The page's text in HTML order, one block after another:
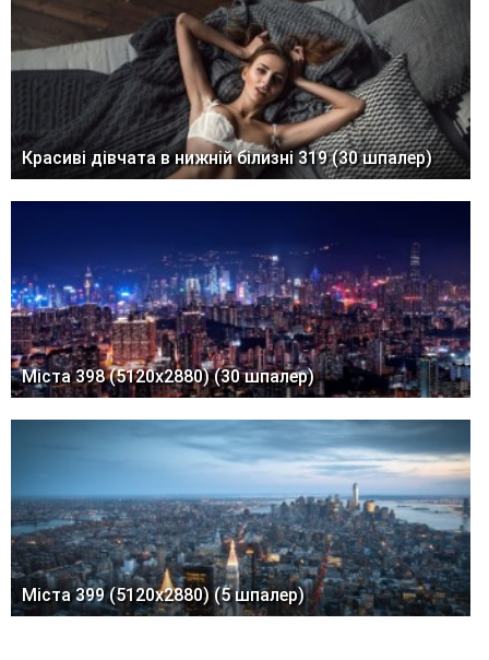
Красиві дівчата в нижній білизні 319 (30 шпалер)
Міста 398 (5120x2880) (30 шпалер)
Міста 399 (5120x2880) (5 шпалер)